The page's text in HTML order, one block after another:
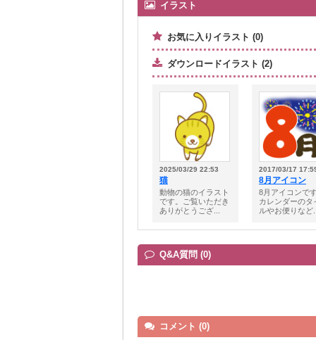
イラスト
お気に入りイラスト (0)
ダウンロードイラスト (2)
2025/03/29 22:53
猫
動物の猫のイラスト
です。ご覧いただき
ありがとうござ...
2017/03/17
8月アイコン
8月アイコンで
カレンダーのタ
ルやお便りなど
Q&A質問 (0)
コメント (0)